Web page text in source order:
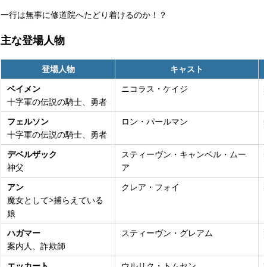
一行は無事に修道院へたどり着けるのか！？
主な登場人物
登場人物 キャスト
ベイメン
十字軍の伝説の騎士、勇者
ニコラス・ケイジ
フェルソン
十字軍の伝説の騎士、勇者
ロン・パールマン
デベルザック
神父
スティーヴン・キャンベル・ムー
ア
アン
魔女として>捕らえている
娘
クレア・フォイ
ハガマー
案内人、詐欺師
スティーヴン・グレアム